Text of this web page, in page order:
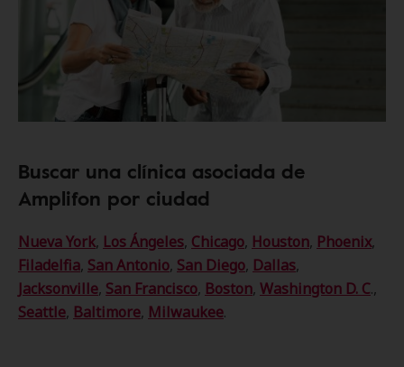
Buscar una clínica asociada de
Amplifon por ciudad
Nueva York, Los Ángeles, Chicago, Houston, Phoenix,
Filadelfia, San Antonio, San Diego, Dallas,
Jacksonville, San Francisco, Boston, Washington D. C.,
Seattle, Baltimore, Milwaukee.